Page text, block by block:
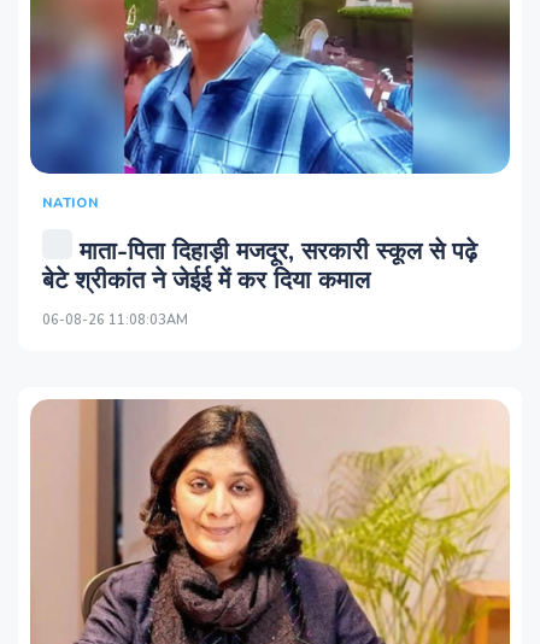
NATION
माता-पिता दिहाड़ी मजदूर, सरकारी स्कूल से पढ़े
बेटे श्रीकांत ने जेईई में कर दिया कमाल
06-08-26 11:08:03AM